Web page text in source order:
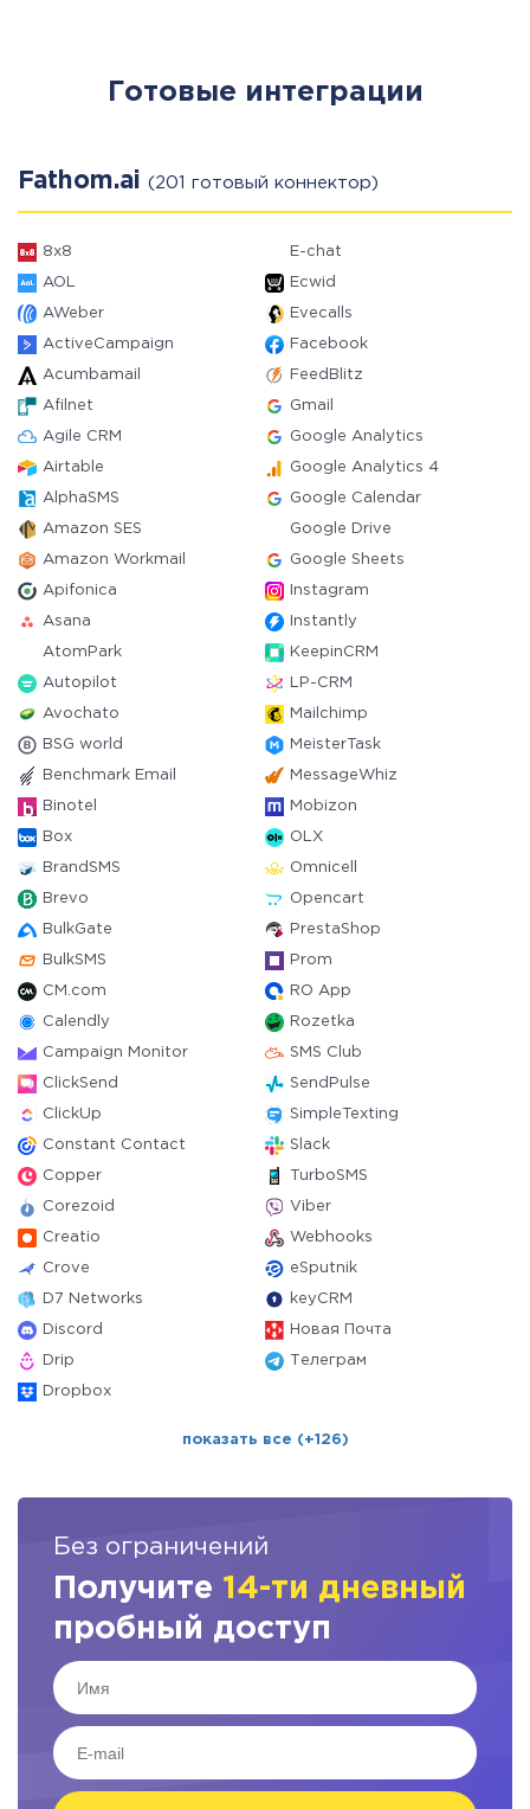
Готовые интеграции
Fathom.ai (201 готовый коннектор)
8x8 E-chat
AOL Ecwid
AWeber Evecalls
ActiveCampaign Facebook
Acumbamail FeedBlitz
Afilnet Gmail
Agile CRM Google Analytics
Airtable Google Analytics 4
AlphaSMS Google Calendar
Amazon SES Google Drive
Amazon Workmail Google Sheets
Apifonica Instagram
Asana Instantly
AtomPark KeepinCRM
Autopilot LP-CRM
Avochato Mailchimp
BSG world MeisterTask
Benchmark Email MessageWhiz
Binotel Mobizon
Box OLX
BrandSMS Omnicell
Brevo Opencart
BulkGate PrestaShop
BulkSMS Prom
CM.com RO App
Calendly Rozetka
Campaign Monitor SMS Club
ClickSend SendPulse
ClickUp SimpleTexting
Constant Contact Slack
Copper TurboSMS
Corezoid Viber
Creatio Webhooks
Crove eSputnik
D7 Networks keyCRM
Discord Новая Почта
Drip Телеграм
Dropbox
показать все (+126)
Без ограничений
Получите 14-ти дневный
пробный доступ